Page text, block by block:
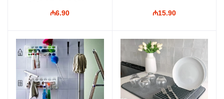
Vakuumlu və Dekorativ
₼6.90 ₼15.90